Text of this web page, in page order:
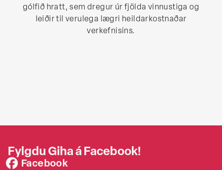
gólfið hratt, sem dregur úr fjölda vinnustiga og
leiðir til verulega lægri heildarkostnaðar
verkefnisins.
Fylgdu Giha á Facebook!
Facebook